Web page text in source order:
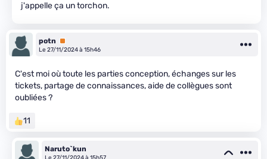
j'appelle ça un torchon.
potn
Premium
Le 27/11/2024 à 15h46
C'est moi où toute les parties conception, échanges sur les
tickets, partage de connaissances, aide de collègues sont
oubliées ?
11
Naruto`kun
Le 27/11/2024 à 15h57